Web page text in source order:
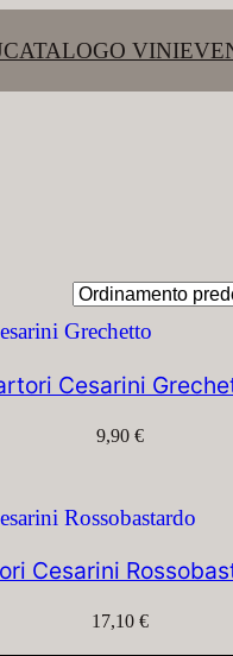
CATALOGO VINI
Cesarini
9,90 €
Cesarini
17,10 €